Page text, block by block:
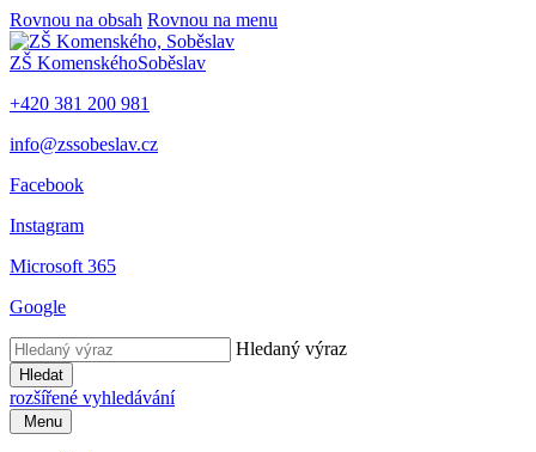
Rovnou na obsah Rovnou na menu
ZŠ KomenskéhoSoběslav
+420 381 200 981
info@zssobeslav.cz
Facebook
Instagram
Microsoft 365
Google
Hledaný výraz
Hledat
rozšířené vyhledávání
Menu